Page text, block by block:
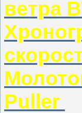
ветра
Puller